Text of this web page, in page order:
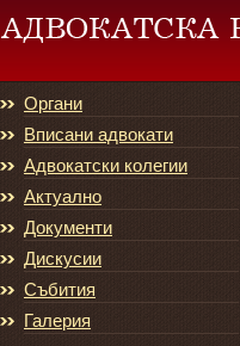
Органи
Вписани адвокати
Адвокатски колегии
Актуално
Документи
Дискусии
Събития
Галерия